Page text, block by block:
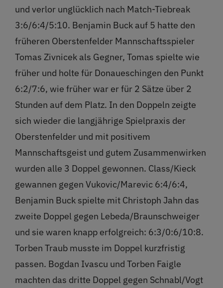
und verlor unglücklich nach Match-Tiebreak
3:6/6:4/5:10. Benjamin Buck auf 5 hatte den
früheren Oberstenfelder Mannschaftsspieler
Tomas Zivnicek als Gegner, Tomas spielte wie
früher und holte für Donaueschingen den Punkt
6:2/7:6, wie früher war er für 2 Sätze über 2
Stunden auf dem Platz. In den Doppeln zeigte
sich wieder die langjährige Spielpraxis der
Oberstenfelder und mit positivem
Mannschaftsgeist und gutem Zusammenwirken
wurden alle 3 Doppel gewonnen. Class/Kieck
gewannen gegen Vukovic/Marevic 6:4/6:4,
Benjamin Buck spielte mit Christoph Jahn das
zweite Doppel gegen Lebeda/Braunschweiger
und sie waren knapp erfolgreich: 6:3/0:6/10:8.
Torben Traub musste im Doppel kurzfristig
passen. Bogdan Ivascu und Torben Faigle
machten das dritte Doppel gegen Schnabl/Vogt